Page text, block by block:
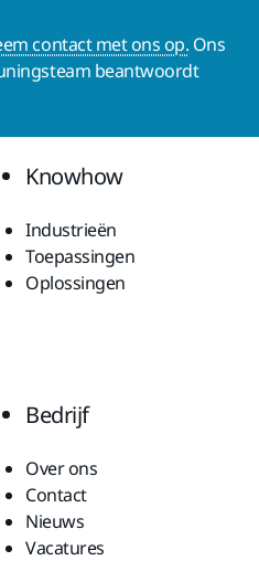
contact met ons op. Ons
beantwoordt
Knowhow
Industrieën
Toepassingen
Oplossingen
Bedrijf
Over ons
Contact
Nieuws
Vacatures